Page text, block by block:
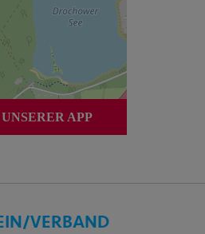
APP
VERBAND